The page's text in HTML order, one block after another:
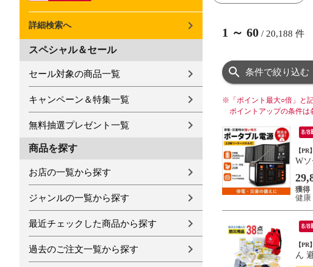
詳細検索へ
スペシャル＆セール
セール対象の商品一覧
キャンペーン＆特集一覧
無料抽選プレゼント一覧
商品を探す
お店の一覧から探す
ジャンルの一覧から探す
最近チェックした商品から探す
過去のご注文一覧から探す
1 ～ 60 / 20,188 件
条件で絞り込む
※ 「ポイント最大○倍」と
ポイントアップの条件は
8/8
【PR】
W
健康
8/8
【PR】
ん